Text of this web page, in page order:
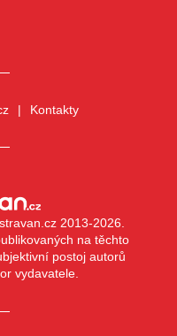
Kontakty
2013-2026.
na těchto
postoj autorů
vydavatele.